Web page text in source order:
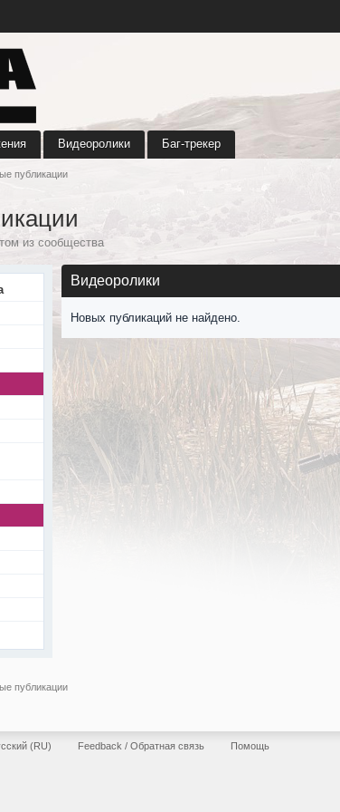
Видеоролики Баг-трекер
публикации
из сообщества
Видеоролики
Новых публикаций не найдено.
публикации
(RU) Feedback / Обратная связь Помощь